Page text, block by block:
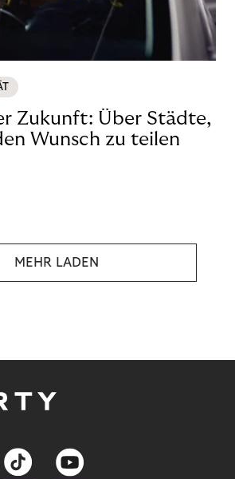
Zukunft: Über Städte,
Wunsch zu teilen
MEHR LADEN